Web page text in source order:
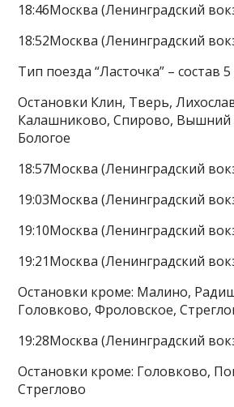
18:46Москва (Ленинградский
18:52Москва (Ленинградский
Тип поезда “Ласточка” – состав
Остановки Клин, Тверь,
Калашниково, Спирово, Вышний
Бологое
18:57Москва (Ленинградский
19:03Москва (Ленинградский
19:10Москва (Ленинградский
19:21Москва (Ленинградский
Остановки кроме: Малино,
Головково, Фроловское,
19:28Москва (Ленинградский
Остановки кроме: Головково,
Стреглово